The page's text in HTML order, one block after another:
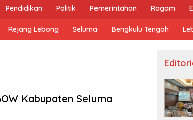
Pendidikan Politik Pemerintahan Ragam
Rejang Lebong Seluma Bengkulu Tengah
Kabupaten Seluma